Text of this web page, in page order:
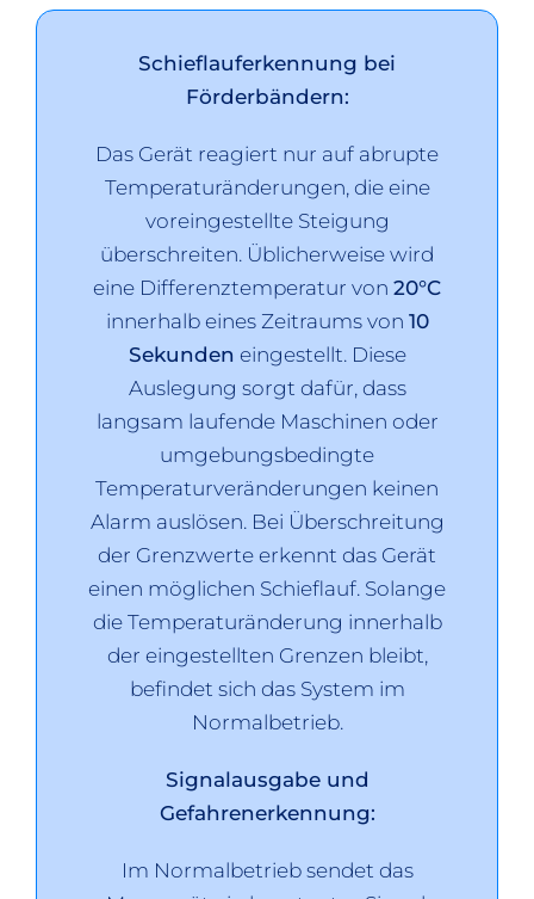
Schieflauferkennung bei
Förderbändern:
Das Gerät reagiert nur auf abrupte
Temperaturänderungen, die eine
voreingestellte Steigung
überschreiten. Üblicherweise wird
eine Differenztemperatur von 20°C
innerhalb eines Zeitraums von 10
Sekunden eingestellt. Diese
Auslegung sorgt dafür, dass
langsam laufende Maschinen oder
umgebungsbedingte
Temperaturveränderungen keinen
Alarm auslösen. Bei Überschreitung
der Grenzwerte erkennt das Gerät
einen möglichen Schieflauf. Solange
die Temperaturänderung innerhalb
der eingestellten Grenzen bleibt,
befindet sich das System im
Normalbetrieb.
Signalausgabe und
Gefahrenerkennung:
Im Normalbetrieb sendet das